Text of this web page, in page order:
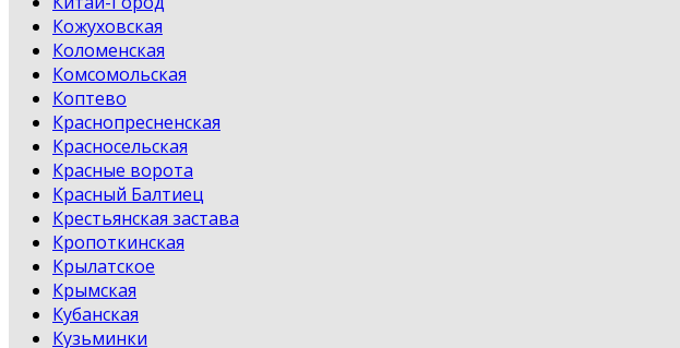
Кожуховская
Коломенская
Комсомольская
Коптево
Краснопресненская
Красносельская
Красные ворота
Красный Балтиец
Крестьянская застава
Кропоткинская
Крылатское
Крымская
Кубанская
Кузьминки